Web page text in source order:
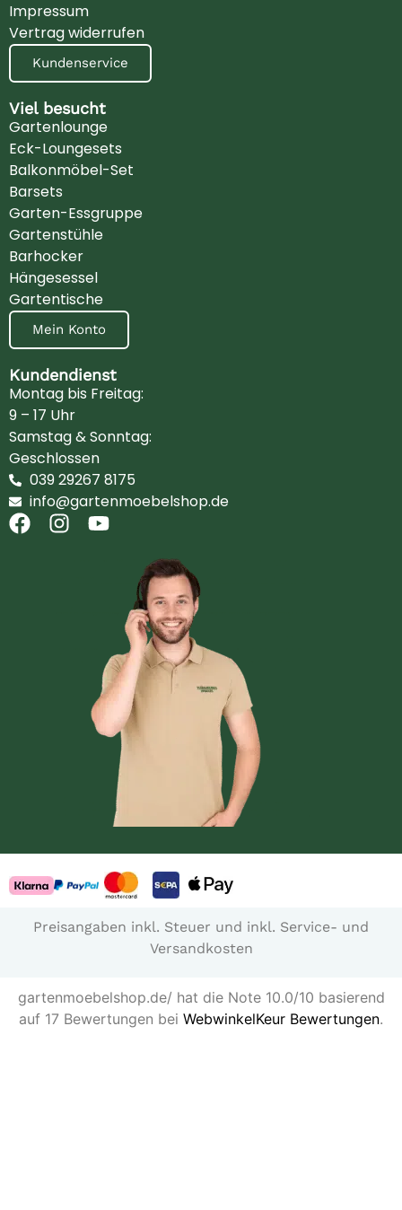
Impressum
Vertrag widerrufen
Kundenservice
Viel besucht
Gartenlounge
Eck-Loungesets
Balkonmöbel-Set
Barsets
Garten-Essgruppe
Gartenstühle
Barhocker
Hängesessel
Gartentische
Mein Konto
Kundendienst
Montag bis Freitag:
9 – 17 Uhr
Samstag & Sonntag:
Geschlossen
039 29267 8175
info@gartenmoebelshop.de
Preisangaben inkl. Steuer und inkl. Service- und
Versandkosten
gartenmoebelshop.de/ hat die Note 10.0/10 basierend
auf 17 Bewertungen bei WebwinkelKeur Bewertungen.